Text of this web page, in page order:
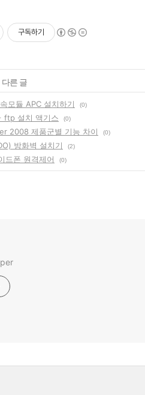
구독하기
른 글
모듈 APC 설치하기 (0)
ftp 설치 액기스
(0)
2008 제품군별 기능 차이
(0)
방화벽 설치기
(2)
드폰 원격제어
(0)